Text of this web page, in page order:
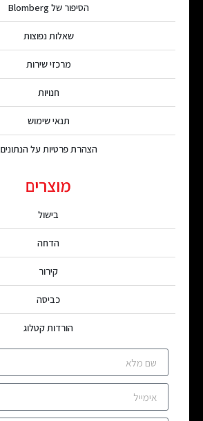
הסיפור של Blomberg
שאלות נפוצות
מרכזי שירות
חנויות
תנאי שימוש
הצהרת פרטיות על הנתונים
מוצרים
בישול
הדחה
קירור
כביסה
הורדות קטלוג